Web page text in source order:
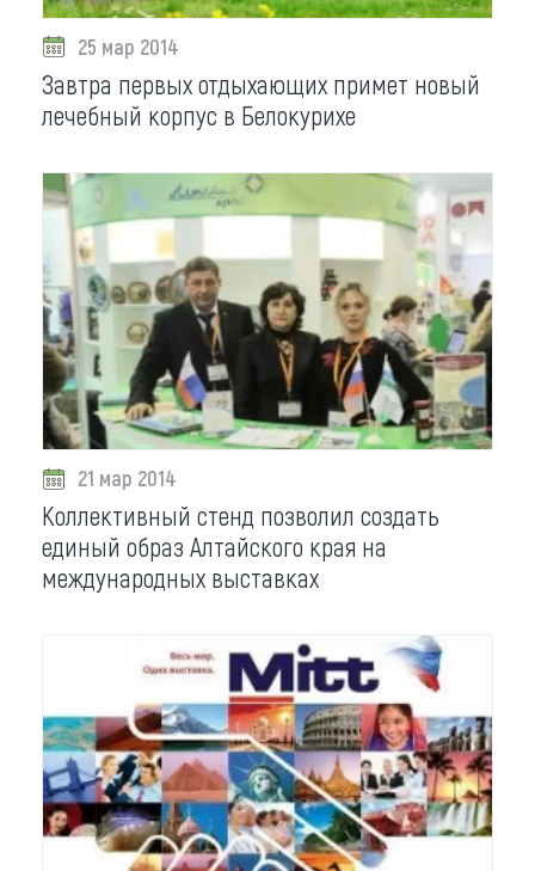
25 мар 2014
Завтра первых отдыхающих примет новый
лечебный корпус в Белокурихе
21 мар 2014
Коллективный стенд позволил создать
единый образ Алтайского края на
международных выставках